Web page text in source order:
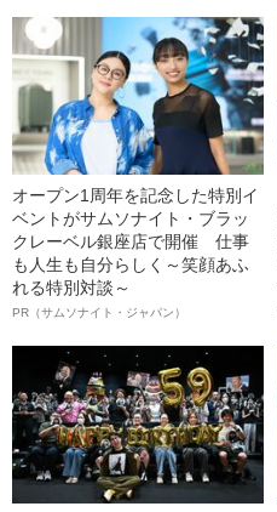
オープン1周年を記念した特別イ
ベントがサムソナイト・ブラッ
クレーベル銀座店で開催 仕事
も人生も自分らしく～笑顔あふ
れる特別対談～
PR（サムソナイト・ジャパン）